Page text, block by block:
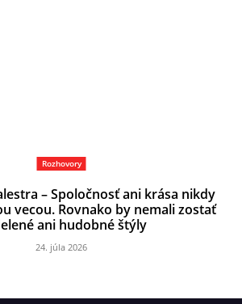
Rozhovory
– Spoločnosť ani krása nikdy
vecou. Rovnako by nemali zostať
ani hudobné štýly
24. júla 2026